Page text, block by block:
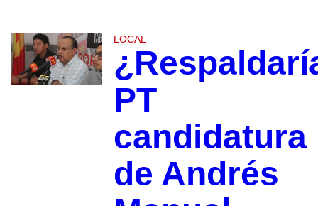
LOCAL
PT
candidatura
de Andrés